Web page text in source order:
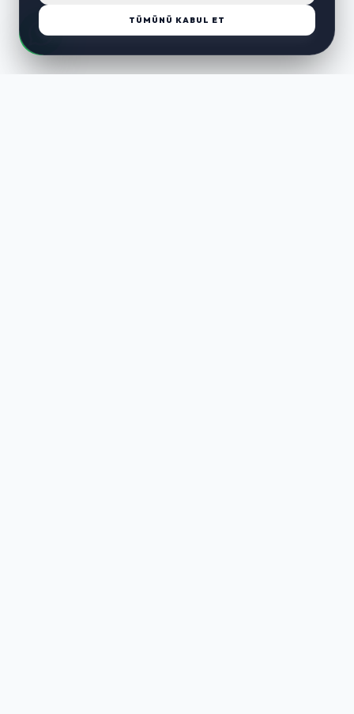
TÜMÜNÜ KABUL ET